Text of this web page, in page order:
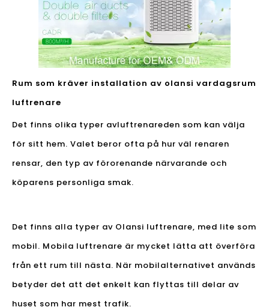
Rum som kräver installation av olansi vardagsrum
luftrenare
Det finns olika typer avluftrenareden som kan välja
för sitt hem. Valet beror ofta på hur väl renaren
rensar, den typ av förorenande närvarande och
köparens personliga smak.
Det finns alla typer av Olansi luftrenare, med lite som
mobil. Mobila luftrenare är mycket lätta att överföra
från ett rum till nästa. När mobilalternativet används
betyder det att det enkelt kan flyttas till delar av
huset som har mest trafik.